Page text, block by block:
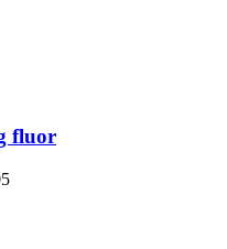
fluor